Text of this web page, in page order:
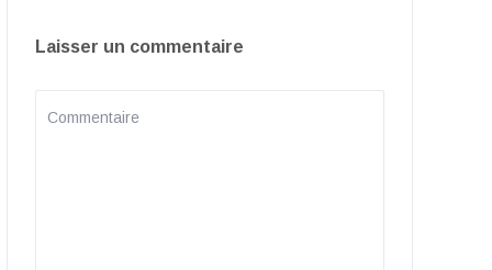
Laisser un commentaire